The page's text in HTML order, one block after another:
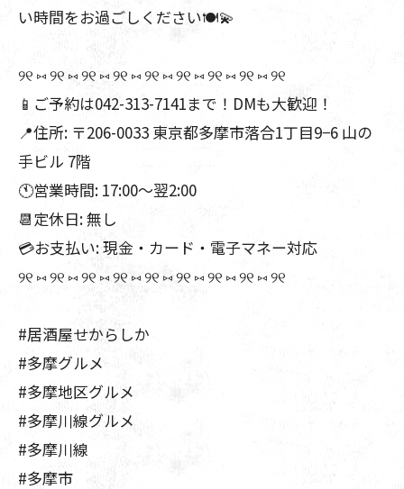
い時間をお過ごしください🍽️💫
୨୧ ⑅ ୨୧ ⑅ ୨୧ ⑅ ୨୧ ⑅ ୨୧ ⑅ ୨୧ ⑅ ୨୧ ⑅ ୨୧ ⑅ ୨୧
📱ご予約は042-313-7141まで！DMも大歓迎！
📍住所: 〒206-0033 東京都多摩市落合1丁目9−6 山の
手ビル 7階
🕚営業時間: 17:00～翌2:00
📆定休日: 無し
💳お支払い: 現金・カード・電子マネー対応
୨୧ ⑅ ୨୧ ⑅ ୨୧ ⑅ ୨୧ ⑅ ୨୧ ⑅ ୨୧ ⑅ ୨୧ ⑅ ୨୧ ⑅ ୨୧
#居酒屋せからしか
#多摩グルメ
#多摩地区グルメ
#多摩川線グルメ
#多摩川線
#多摩市